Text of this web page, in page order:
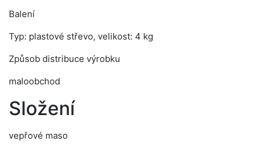
Balení
Typ: plastové střevo, velikost: 4 kg
Způsob distribuce výrobku
maloobchod
Složení
vepřové maso